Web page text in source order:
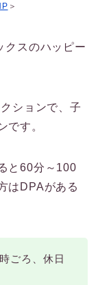
＞
クスのハッピー
ションで、子
です。
と60分～100
はDPAがある
ごろ、休日